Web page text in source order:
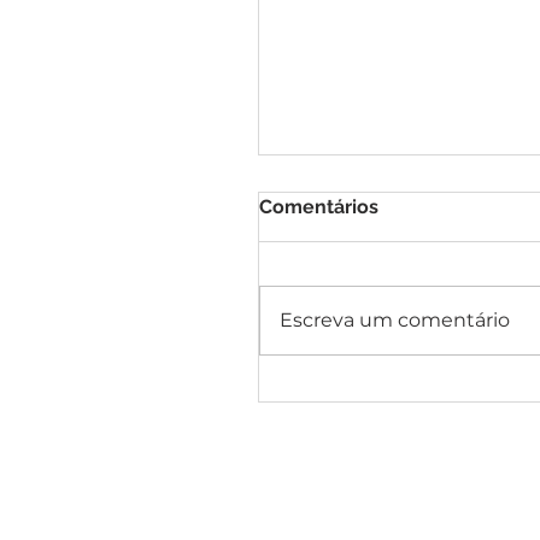
Comentários
Escreva um comentário